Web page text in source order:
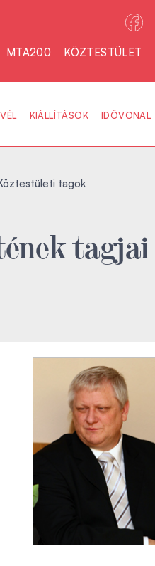
MTA200 KÖZTESTÜLET
KIÁLLÍTÁSOK IDŐVONAL
tagok
tagjai